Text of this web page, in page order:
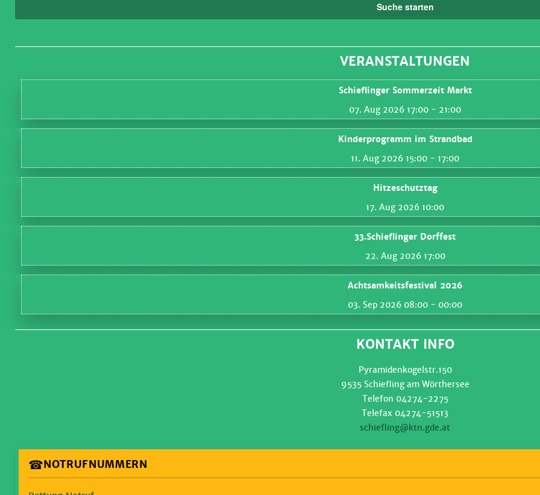
Suche starten
VERANSTALTUNGEN
Schieflinger Sommerzeit Markt
07. Aug 2026 17:00 - 21:00
Kinderprogramm im Strandbad
11. Aug 2026 15:00 - 17:00
Hitzeschutztag
17. Aug 2026 10:00
33.Schieflinger Dorffest
22. Aug 2026 17:00
Achtsamkeitsfestival 2026
03. Sep 2026 08:00 - 00:00
KONTAKT INFO
Pyramidenkogelstr.150
9535 Schiefling am Wörthersee
Telefon 04274-2275
Telefax 04274-51513
schiefling@ktn.gde.at
☎NOTRUFNUMMERN